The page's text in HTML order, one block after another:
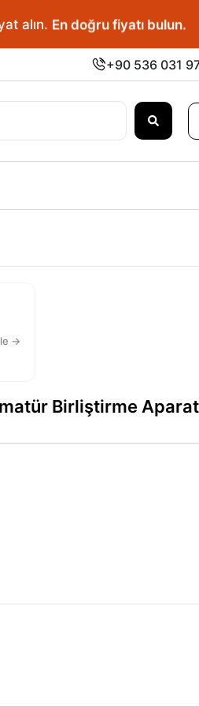
alın. En doğru fiyatı bulun.
+90 536 031
→
Birliştirme